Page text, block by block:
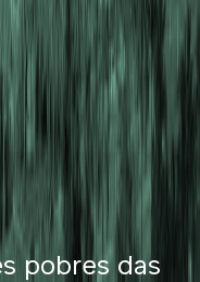
pobres das